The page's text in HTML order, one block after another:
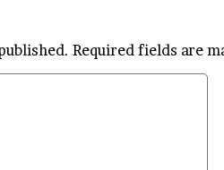
Required fields are